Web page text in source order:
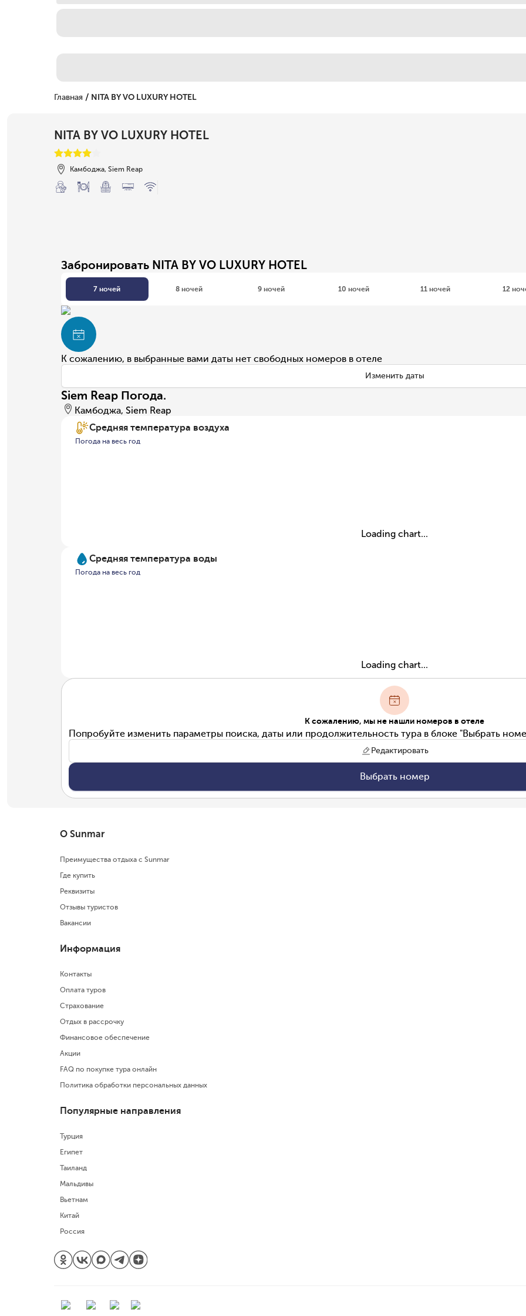
Главная / NITA BY VO LUXURY HOTEL
NITA BY VO LUXURY HOTEL
Камбоджа, Siem Reap
Забронировать NITA BY VO LUXURY HOTEL
7 ночей 8 ночей 9 ночей 10 ночей 11 ночей 12
К сожалению, в выбранные вами даты нет свободных номеров в отеле
Изменить даты
Siem Reap Погода.
Камбоджа, Siem Reap
Средняя температура воздуха
Погода на весь год
Loading chart...
Средняя температура воды
Погода на весь год
Loading chart...
К сожалению, мы не нашли номеров в отеле
Попробуйте изменить параметры поиска, даты или продолжительность тура в блоке "Выбрать
Редактировать
Выбрать номер
О Sunmar
Преимущества отдыха с Sunmar
Где купить
Реквизиты
Отзывы туристов
Вакансии
Информация
Контакты
Оплата туров
Страхование
Отдых в рассрочку
Финансовое обеспечение
Акции
FAQ по покупке тура онлайн
Политика обработки персональных данных
Популярные направления
Турция
Египет
Таиланд
Мальдивы
Вьетнам
Китай
Россия